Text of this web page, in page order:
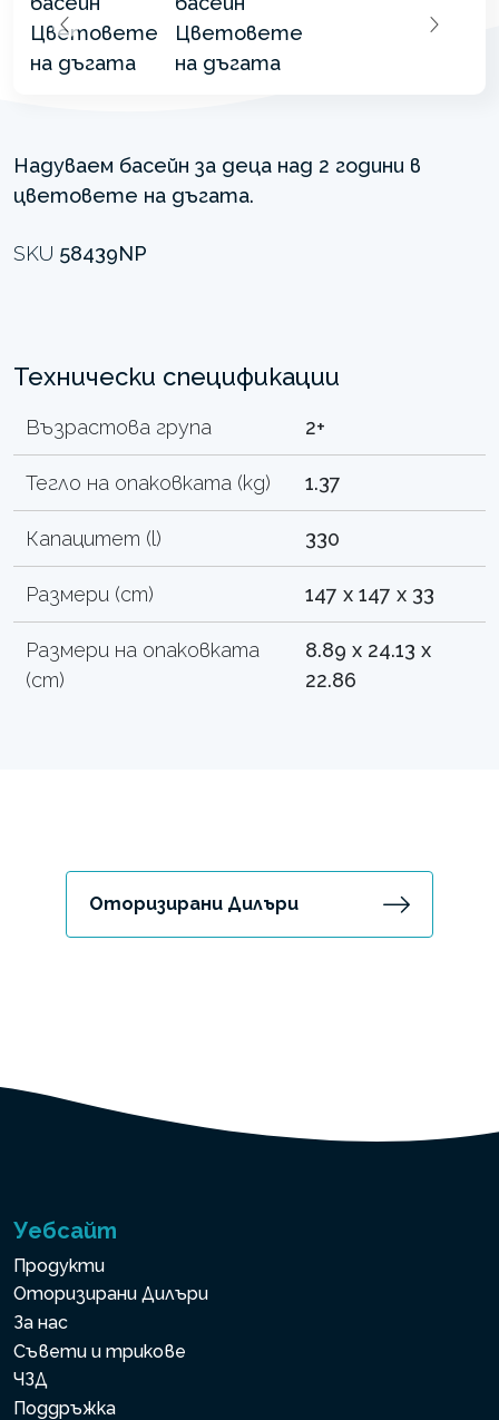
Надуваем басейн за деца над 2 години в
цветовете на дъгата.
SKU 58439NP
Технически спецификации
Възрастова група 2+
Тегло на опаковката (kg) 1.37
Капацитет (l) 330
Размери (cm) 147 x 147 x 33
Размери на опаковката
(cm)
8.89 x 24.13 x
22.86
Оторизирани Дилъри
Уебсайт
Продукти
Оторизирани Дилъри
За нас
Съвети и трикове
ЧЗД
Поддръжка